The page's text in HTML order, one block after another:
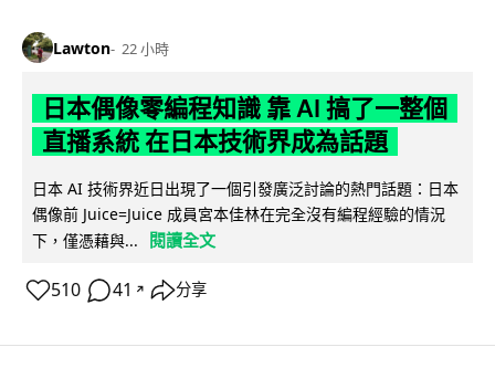
Lawton 22 小時
日本偶像零編程知識 靠 AI 搞了一整個
直播系統 在日本技術界成為話題
日本 AI 技術界近日出現了一個引發廣泛討論的熱門話題：日本
偶像前 Juice=Juice 成員宮本佳林在完全沒有編程經驗的情況
下，僅憑藉與...
閱讀全文
510 41 ↗ 分享